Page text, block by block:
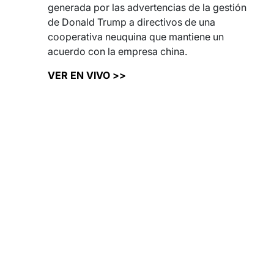
generada por las advertencias de la gestión
de Donald Trump a directivos de una
cooperativa neuquina que mantiene un
acuerdo con la empresa china.
VER EN VIVO >>